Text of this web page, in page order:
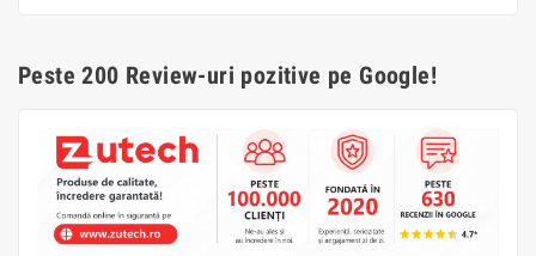
Peste 200 Review-uri pozitive pe Google!